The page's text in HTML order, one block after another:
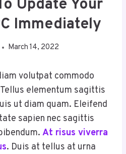
Update Your
Immediately
March 14, 2022
volutpat commodo
elementum sagittis
ut diam quam. Eleifend
sapien nec sagittis
At risus viverra
. Duis at tellus at urna